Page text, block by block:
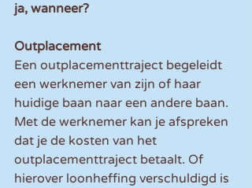
ja, wanneer?
Outplacement
Een outplacementtraject begeleidt
een werknemer van zijn of haar
huidige baan naar een andere baan.
Met de werknemer kan je afspreken
dat je de kosten van het
outplacementtraject betaalt. Of
hierover loonheffing verschuldigd is